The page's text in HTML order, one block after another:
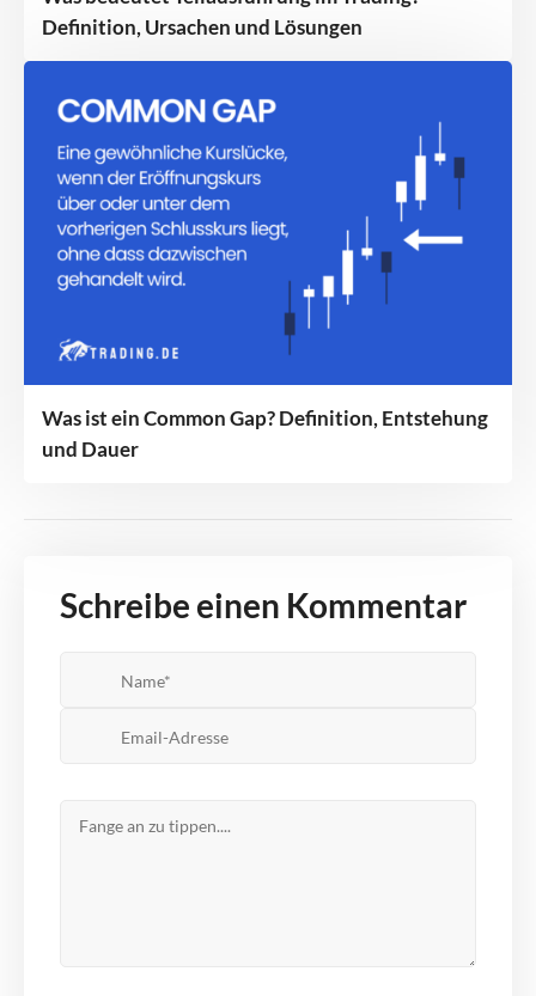
Definition, Ursachen und Lösungen
Was ist ein Common Gap? Definition, Entstehung
und Dauer
Schreibe einen Kommentar